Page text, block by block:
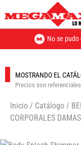
No se
MOSTRANDO EL
Precios son
Inicio / Catálogo /
CORPORALES DAMAS